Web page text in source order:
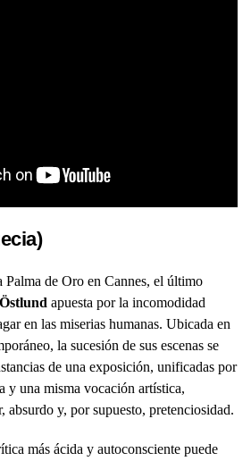
Palma de Oro en Cannes, el último
apuesta por la incomodidad
en las miserias humanas. Ubicada en
la sucesión de sus escenas se
de una exposición, unificadas por
y una misma vocación artística,
absurdo y, por supuesto, pretenciosidad.
más ácida y autoconsciente puede